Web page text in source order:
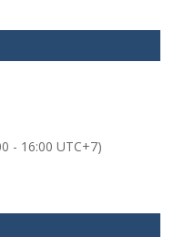
- 16:00 UTC+7)